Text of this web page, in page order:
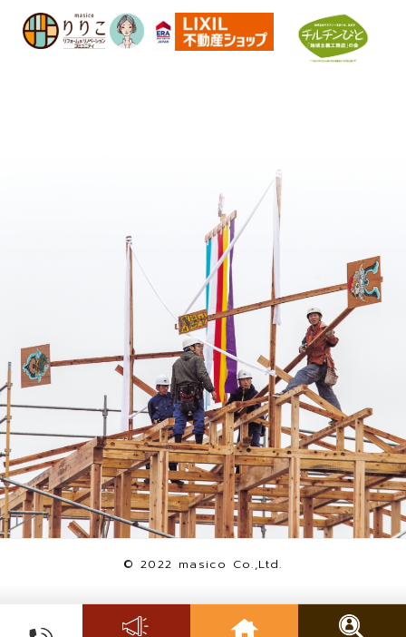
© 2022 masico Co.,Ltd.